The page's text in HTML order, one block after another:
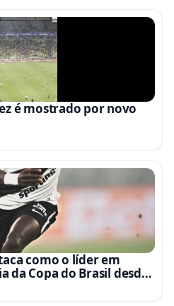
é mostrado por novo
como o líder em
da Copa do Brasil desde